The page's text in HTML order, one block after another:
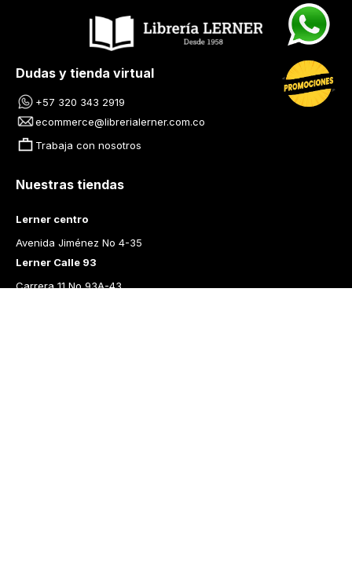
Dudas y tienda virtual
+57 320 343 2919
ecommerce@librerialerner.com.co
Trabaja con nosotros
Nuestras tiendas
Lerner centro
Avenida Jiménez No 4-35
Lerner Calle 93
Carrera 11 No 93A-43